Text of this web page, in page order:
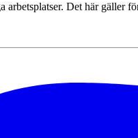
Det här gäller